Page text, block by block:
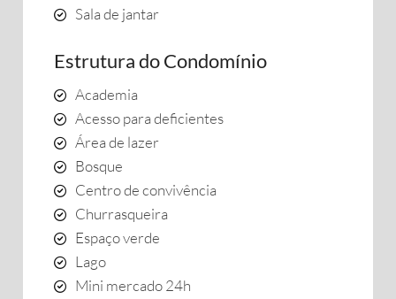
Sala de jantar
Estrutura do Condomínio
Academia
Acesso para deficientes
Área de lazer
Bosque
Centro de convivência
Churrasqueira
Espaço verde
Lago
Mini mercado 24h